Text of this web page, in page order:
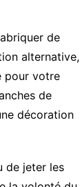
de
alternative,
pour votre
de
décoration
de jeter les